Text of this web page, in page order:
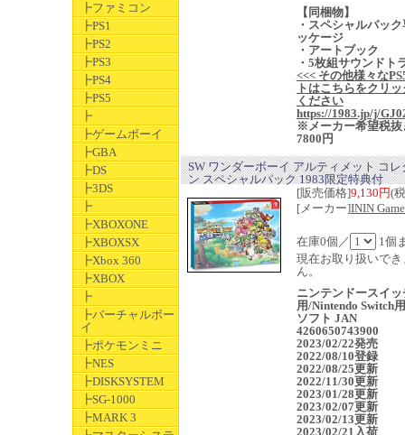
┣ファミコン
┣PS1
┣PS2
┣PS3
┣PS4
┣PS5
┣
┣ゲームボーイ
┣GBA
┣DS
┣3DS
┣
┣XBOXONE
┣XBOXSX
┣Xbox 360
┣XBOX
┣
┣バーチャルボー
イ
┣ポケモンミニ
┣NES
┣DISKSYSTEM
┣SG-1000
┣MARK 3
【同梱物】
・スペシャルパッ
ッケージ
・アートブック
・5枚組サウンドト
<<< その他様々な
トはこちらをクリ
ください
https://1983.jp/j/
※メーカー希望税抜
7800円
SW ワンダーボーイ アルティメット コレ
ン スペシャルパック 1983限定特典付
[販売価格]9,130円(
[メーカー]ININ
在庫0個／
1個
現在お取り扱いでき
ん。
ニンテンドースイッ
用/Nintendo Switch
ソフト JAN
4260650743900
2023/02/22発売
2022/08/10登録
2022/08/25更新
2022/11/30更新
2023/01/28更新
2023/02/07更新
2023/02/13更新
2023/02/21入荷